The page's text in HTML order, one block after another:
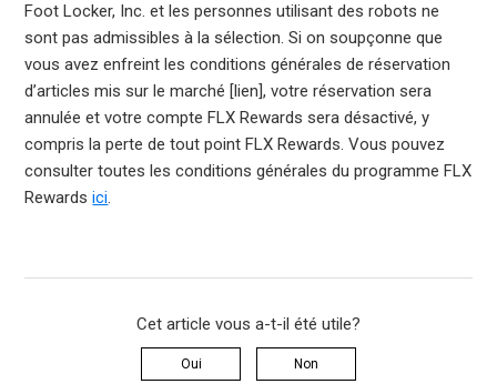
Foot Locker, Inc. et les personnes utilisant des robots ne
sont pas admissibles à la sélection. Si on soupçonne que
vous avez enfreint les conditions générales de réservation
d’articles mis sur le marché [lien], votre réservation sera
annulée et votre compte FLX Rewards sera désactivé, y
compris la perte de tout point FLX Rewards. Vous pouvez
consulter toutes les conditions générales du programme FLX
Rewardsici.
Cet article vous a-t-il été utile?
Oui Non